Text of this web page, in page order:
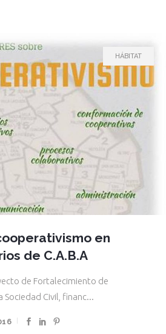
HÁBITAT
en
de C.A.B.A
de Fortalecimiento de
Sociedad Civil, financ...